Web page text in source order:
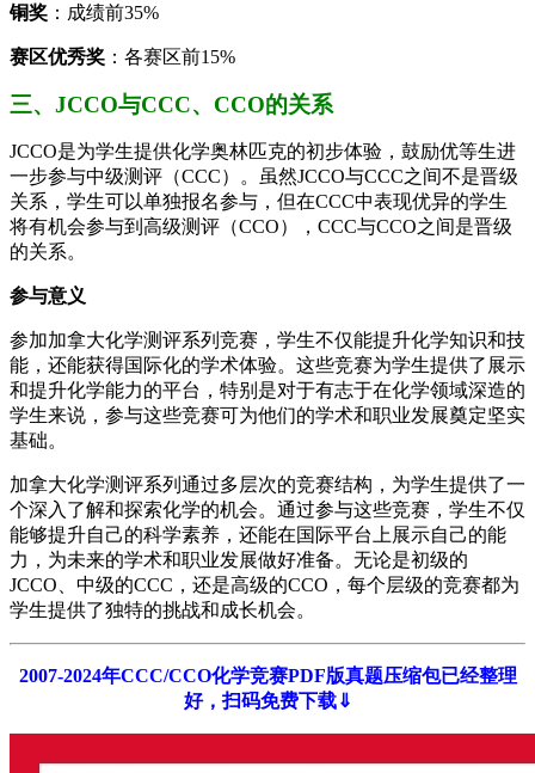
铜奖 ：成绩前35%
赛区优秀奖 ：各赛区前15%
三、JCCO与CCC、CCO的关系
JCCO是为学生提供化学奥林匹克的初步体验，鼓励优等生进
一步参与中级测评（CCC）。虽然JCCO与CCC之间不是晋级
关系，学生可以单独报名参与，但在CCC中表现优异的学生
将有机会参与到高级测评（CCO），CCC与CCO之间是晋级
的关系。
参与意义
参加加拿大化学测评系列竞赛，学生不仅能提升化学知识和技
能，还能获得国际化的学术体验。这些竞赛为学生提供了展示
和提升化学能力的平台，特别是对于有志于在化学领域深造的
学生来说，参与这些竞赛可为他们的学术和职业发展奠定坚实
基础。
加拿大化学测评系列通过多层次的竞赛结构，为学生提供了一
个深入了解和探索化学的机会。通过参与这些竞赛，学生不仅
能够提升自己的科学素养，还能在国际平台上展示自己的能
力，为未来的学术和职业发展做好准备。无论是初级的
JCCO、中级的CCC，还是高级的CCO，每个层级的竞赛都为
学生提供了独特的挑战和成长机会。
2007-2024年CCC/CCO化学竞赛PDF版真题压缩包已经整理
好，扫码免费下载⇓